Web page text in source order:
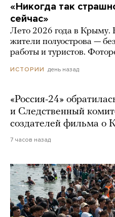
«Никогда так
сейчас»
Лето 2026 года в Крыму.
жители полуострова —
работы и туристов.
ИСТОРИИ день назад
«Россия-24»
и Следственный
создателей фильма о
7 часов назад